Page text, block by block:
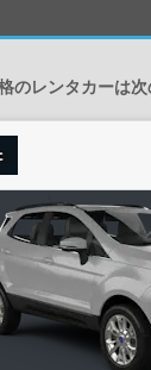
レンタカーは次